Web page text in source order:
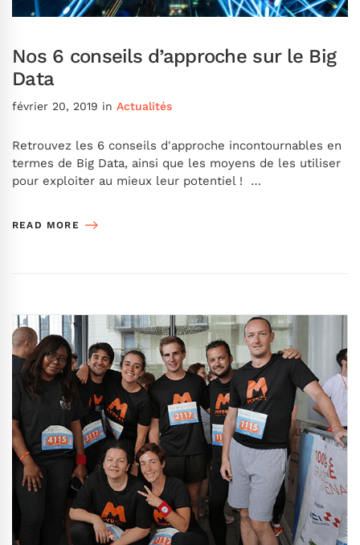
Nos 6 conseils d’approche sur le Big
Data
février 20, 2019 in Actualités
Retrouvez les 6 conseils d'approche incontournables en
termes de Big Data, ainsi que les moyens de les utiliser
pour exploiter au mieux leur potentiel ! …
READ MORE